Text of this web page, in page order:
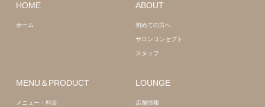
HOME
ホーム
ABOUT
初めての方へ
サロンコンセプト
スタッフ
MENU＆PRODUCT
メニュー・料金
LOUNGE
店舗情報